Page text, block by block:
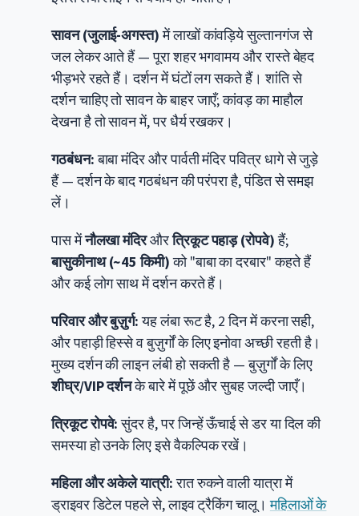
सावन (जुलाई-अगस्त)में लाखों कांवड़िये सुल्तानगंज से
जल लेकर आते हैं — पूरा शहर भगवामय और रास्ते बेहद
भीड़भरे रहते हैं। दर्शन में घंटों लग सकते हैं। शांति से
दर्शन चाहिए तो सावन के बाहर जाएँ; कांवड़ का माहौल
देखना है तो सावन में, पर धैर्य रखकर।
गठबंधन:बाबा मंदिर और पार्वती मंदिर पवित्र धागे से जुड़े
हैं — दर्शन के बाद गठबंधन की परंपरा है, पंडित से समझ
लें।
पास मेंनौलखा मंदिरऔरत्रिकूट पहाड़ (रोपवे)हैं;
बासुकीनाथ (~45 किमी)को "बाबा का दरबार" कहते हैं
और कई लोग साथ में दर्शन करते हैं।
परिवार और बुज़ुर्ग:यह लंबा रूट है, 2 दिन में करना सही,
और पहाड़ी हिस्से व बुज़ुर्गों के लिए इनोवा अच्छी रहती है।
मुख्य दर्शन की लाइन लंबी हो सकती है — बुज़ुर्गों के लिए
शीघ्र/VIP दर्शनके बारे में पूछें और सुबह जल्दी जाएँ।
त्रिकूट रोपवे:सुंदर है, पर जिन्हें ऊँचाई से डर या दिल की
समस्या हो उनके लिए इसे वैकल्पिक रखें।
महिला और अकेले यात्री:रात रुकने वाली यात्रा में
ड्राइवर डिटेल पहले से, लाइव ट्रैकिंग चालू।महिलाओं के